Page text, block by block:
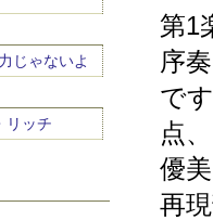
じゃないよ
リッチ
第1
序
で
点
優
再